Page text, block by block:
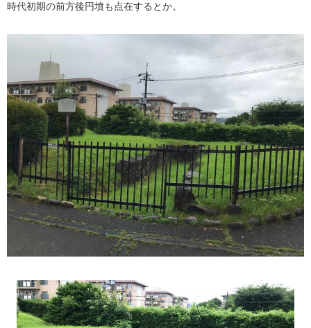
時代初期の前方後円墳も点在するとか。